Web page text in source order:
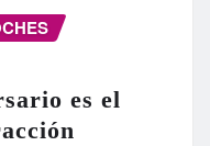
es el